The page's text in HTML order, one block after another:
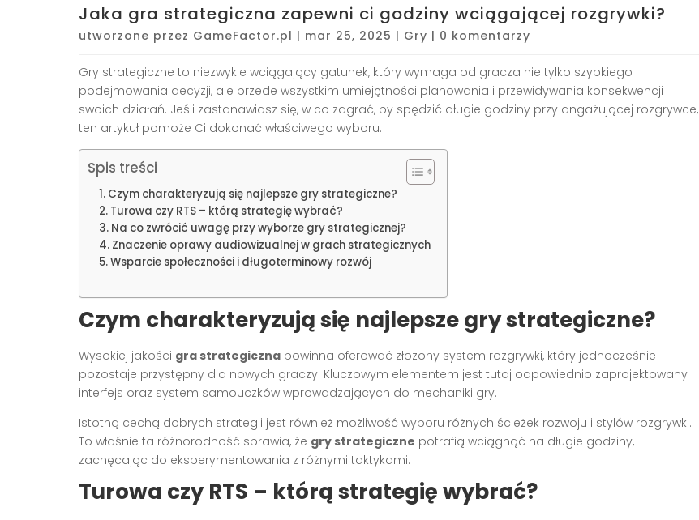
Jaka gra strategiczna zapewni ci godziny wciągającej rozgrywki?
utworzone przez GameFactor.pl | mar 25, 2025 | Gry | 0 komentarzy
Gry strategiczne to niezwykle wciągający gatunek, który wymaga od gracza nie tylko szybkiego
podejmowania decyzji, ale przede wszystkim umiejętności planowania i przewidywania konsekwencji
swoich działań. Jeśli zastanawiasz się, w co zagrać, by spędzić długie godziny przy angażującej rozgrywce,
ten artykuł pomoże Ci dokonać właściwego wyboru.
Spis treści
Czym charakteryzują się najlepsze gry strategiczne?
Turowa czy RTS – którą strategię wybrać?
Na co zwrócić uwagę przy wyborze gry strategicznej?
Znaczenie oprawy audiowizualnej w grach strategicznych
Wsparcie społeczności i długoterminowy rozwój
Czym charakteryzują się najlepsze gry strategiczne?
Wysokiej jakości gra strategiczna powinna oferować złożony system rozgrywki, który jednocześnie
pozostaje przystępny dla nowych graczy. Kluczowym elementem jest tutaj odpowiednio zaprojektowany
interfejs oraz system samouczków wprowadzających do mechaniki gry.
Istotną cechą dobrych strategii jest również możliwość wyboru różnych ścieżek rozwoju i stylów rozgrywki.
To właśnie ta różnorodność sprawia, że gry strategiczne potrafią wciągnąć na długie godziny,
zachęcając do eksperymentowania z różnymi taktykami.
Turowa czy RTS – którą strategię wybrać?